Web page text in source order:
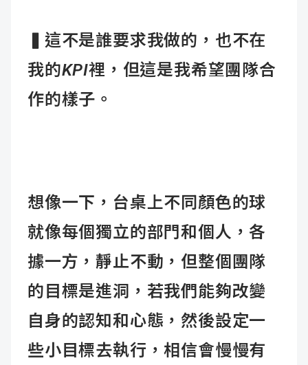
這不是誰要求我做的，也不在
我的KPI裡，但這是我希望團隊合
作的樣子。
想像一下，台桌上不同顏色的球
就像每個獨立的部門和個人，各
據一方，靜止不動，但整個團隊
的目標是進洞，若我們能夠改變
自身的認知和心態，然後設定一
些小目標去執行，相信會慢慢有